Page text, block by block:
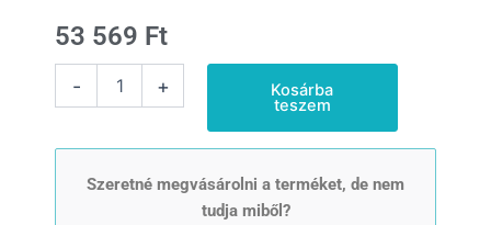
53 569 Ft
-
LPSXCT350HP12
vágókorong
+ Kosárba
teszem
Szeretné megvásárolni a terméket, de nem
tudja miből?